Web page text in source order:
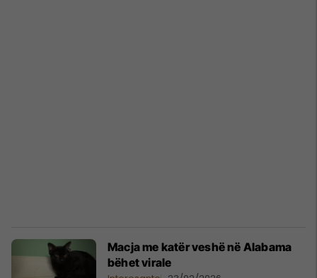
Macja me katër veshë në Alabama
bëhet virale